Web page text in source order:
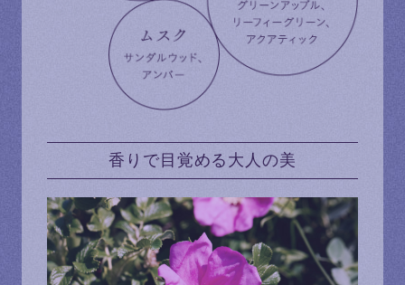
香りで目覚める大人の美